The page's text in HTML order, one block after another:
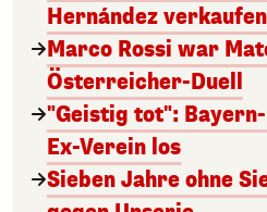
Hernández verkaufen
Marco Rossi war
Österreicher-Duell
"Geistig tot":
Ex-Verein los
Sieben Jahre ohne